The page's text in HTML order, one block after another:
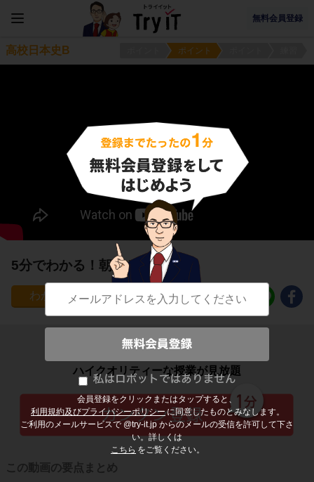
無料会員登録
会員登録をクリックまたはタップすると、
利用規約及びプライバシーポリシー に同意したものとみなします。
ご利用のメールサービスで @try-it.jp からのメールの受信を許可して下さ
い。詳しくは
こちら をご覧ください。
高校日本史B ポイント
5分でわかる！朝鮮との関係
83
子どもの勉強から大人の学び直しまで
ハイクオリティーな授業が見放題
この動画の要点まとめ